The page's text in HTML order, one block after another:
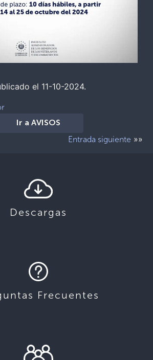
el 11-10-2024.
Ir a AVISOS
Entrada siguiente »»
Descargas
Frecuentes